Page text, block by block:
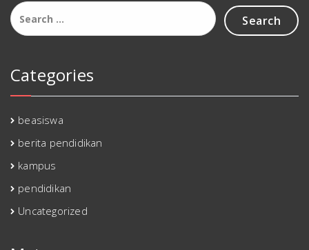
Search
for:
Categories
beasiswa
berita pendidikan
kampus
pendidikan
Uncategorized